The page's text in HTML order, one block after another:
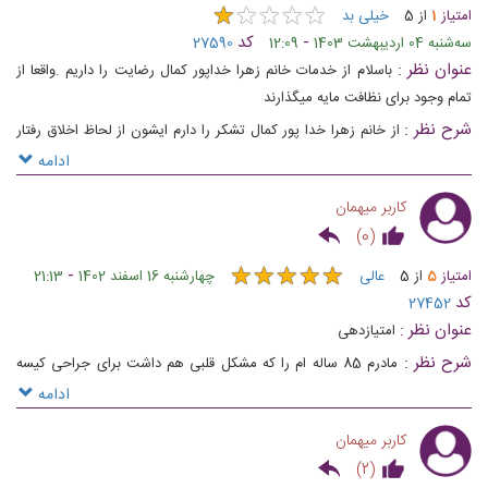
امتیاز 1 از 5 خیلی بد ★★★★★
★★★★★
ﺳﻪشنبه 04 اردیبهشت 1403 -
12:09 کد 27590
عنوان نظر : باسلام از خدمات خانم زهرا خداپور کمال رضایت را داریم .واقعا از
تمام وجود برای نظافت مایه میگذارند
شرح نظر : از خانم زهرا خدا پور کمال تشکر را دارم ایشون از لحاظ اخلاق رفتار
ادامه
کاربر میهمان
(
0
)
امتیاز5 از 5 عالی ★★★★★
★★★★★ چهارشنبه 16 اسفند 1402 -
21:13
کد 27452
عنوان نظر : امتیازدهی
شرح نظر :
مادرم 85 ساله ام را که مشکل قلبی هم داشت برای جراحی کیسه
صفرا در بیمارستان محب کوثر بستری کردم،جراحی بسیار خوب انجام شد و در کل
موجبات آرامش بیمار را فراهم میکنند.بینهایت سپاسگزارم همراه و فرزند بیمار، ط
- آقاسی
ادامه
کاربر میهمان
(
2
)